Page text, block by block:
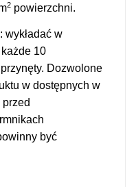
2 powierzchni.
wykładać w
10
Dozwolone
w dostępnych w
być